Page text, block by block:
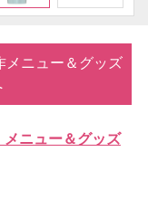
メニュー＆グッズ
メニュー＆グッズ